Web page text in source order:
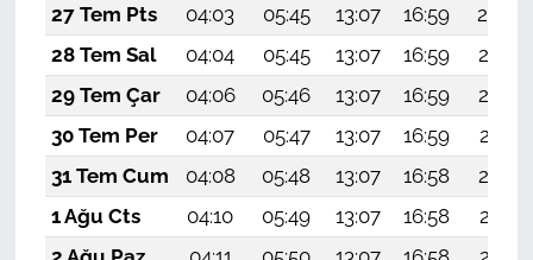
27 Tem Pts
04:03 05:45 13:07 16:59
20:20
28 Tem Sal
04:04 05:45 13:07 16:59
20:19
29 Tem Çar
04:06 05:46 13:07 16:59
20:18
30 Tem Per
04:07 05:47 13:07 16:59
20:17
31 Tem Cum
04:08 05:48 13:07 16:58
20:16
1 Ağu Cts
04:10 05:49 13:07 16:58
20:15